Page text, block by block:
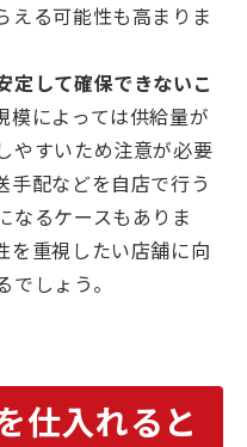
える可能性も高まりま
定して確保できないこ
模によっては供給量が
やすいため注意が必要
手配などを自店で行う
なるケースもありま
を重視したい店舗に向
しょう。
入れると